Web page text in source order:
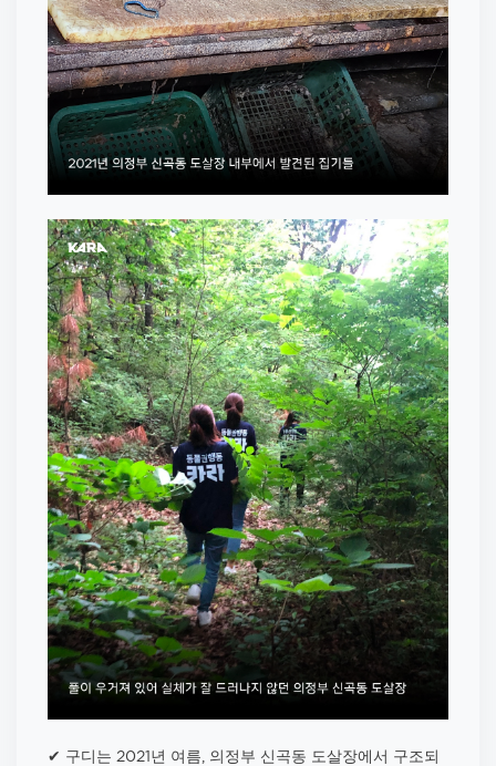
✔ 구디는 2021년 여름, 의정부 신곡동 도살장에서 구조되